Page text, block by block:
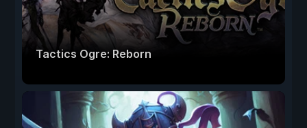
Tactics Ogre: Reborn